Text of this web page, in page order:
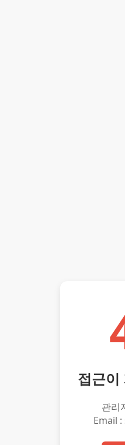
접근이
관리
Email